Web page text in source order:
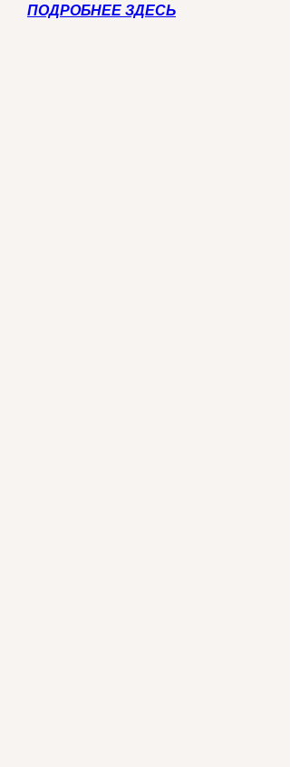
ПОДРОБНЕЕ ЗДЕСЬ